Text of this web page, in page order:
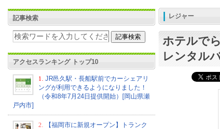
記事検索
アクセスランキング トップ10
1.
JR邑久駅・長船駅前でカーシェアリ
ングが利用できるようになりました！
（令和8年7月24日提供開始）[岡山県瀬
戸内市]
2.
【福岡市に新規オープン】トランク
レジャー
ホテルで
レンタル